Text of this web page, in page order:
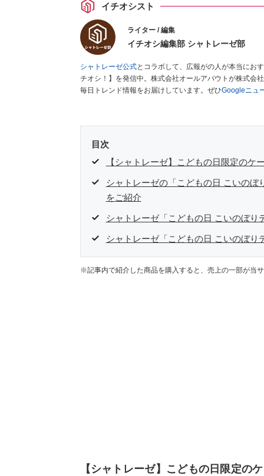
イチオシスト
ライター / 編集
イチオシ編集部 シャトレーゼ部
シャトレーゼ公式とコラボして、広報がの人が本当にお
チオシ！】を発信中。株式会社オールアバウトが株式会
毎日トレンド情報をお届けしています。ぜひGoogleニュ
目次
【シャトレーゼ】こどもの日限定の
シャトレーゼの「こどもの日 こいの
をご紹介
シャトレーゼ「こどもの日 こいのぼり
シャトレーゼ「こどもの日 こいのぼり
※記事内で紹介した商品を購入すると、売上の一部が当
【シャトレーゼ】こどもの日限定の